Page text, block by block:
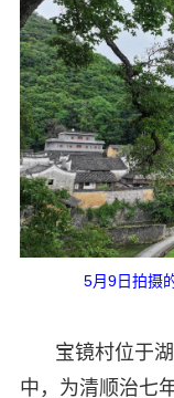
5月9日拍摄
宝镜村位于
中，为清顺治七